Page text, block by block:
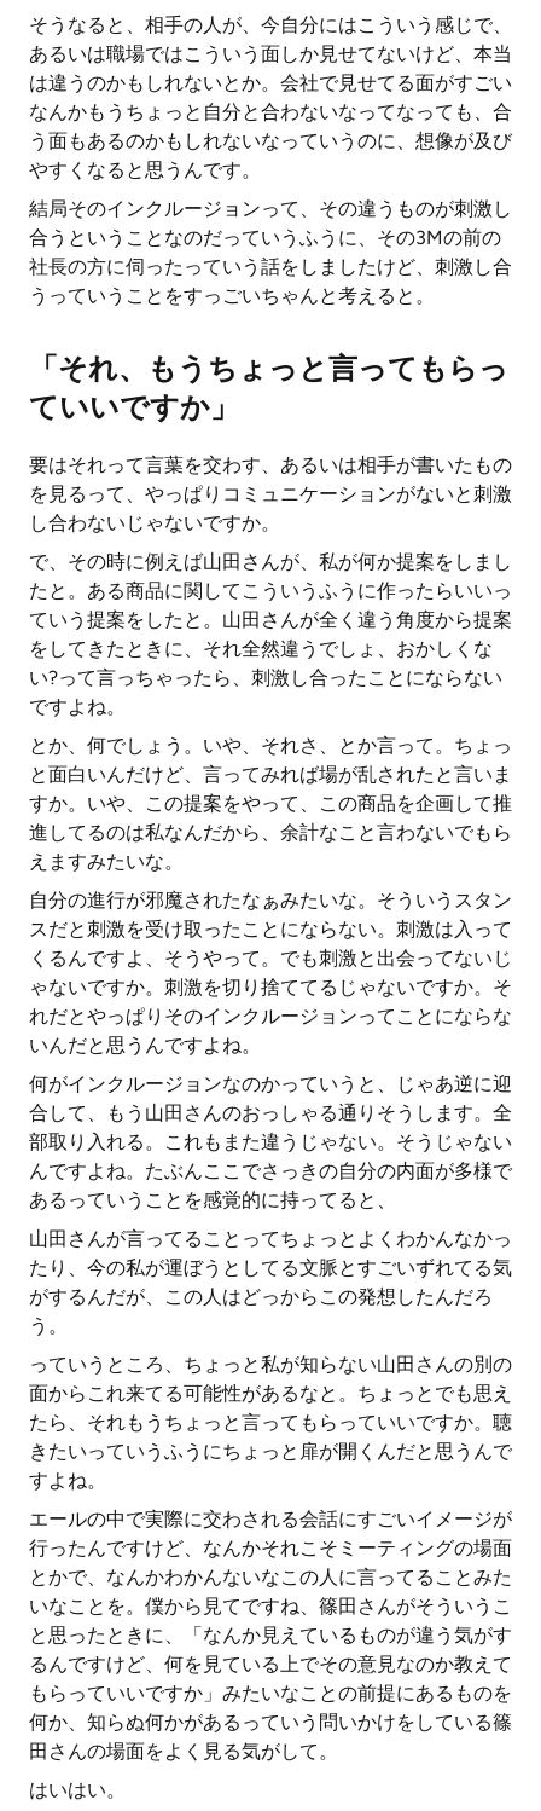
そうなると、相手の人が、今自分にはこういう感じで、
あるいは職場ではこういう面しか見せてないけど、本当
は違うのかもしれないとか。会社で見せてる面がすごい
なんかもうちょっと自分と合わないなってなっても、合
う面もあるのかもしれないなっていうのに、想像が及び
やすくなると思うんです。
結局そのインクルージョンって、その違うものが刺激し
合うということなのだっていうふうに、その3Mの前の
社長の方に伺ったっていう話をしましたけど、刺激し合
うっていうことをすっごいちゃんと考えると。
「それ、もうちょっと言ってもらっ
ていいですか」
要はそれって言葉を交わす、あるいは相手が書いたもの
を見るって、やっぱりコミュニケーションがないと刺激
し合わないじゃないですか。
で、その時に例えば山田さんが、私が何か提案をしまし
たと。ある商品に関してこういうふうに作ったらいいっ
ていう提案をしたと。山田さんが全く違う角度から提案
をしてきたときに、それ全然違うでしょ、おかしくな
い?って言っちゃったら、刺激し合ったことにならない
ですよね。
とか、何でしょう。いや、それさ、とか言って。ちょっ
と面白いんだけど、言ってみれば場が乱されたと言いま
すか。いや、この提案をやって、この商品を企画して推
進してるのは私なんだから、余計なこと言わないでもら
えますみたいな。
自分の進行が邪魔されたなぁみたいな。そういうスタン
スだと刺激を受け取ったことにならない。刺激は入って
くるんですよ、そうやって。でも刺激と出会ってないじ
ゃないですか。刺激を切り捨ててるじゃないですか。そ
れだとやっぱりそのインクルージョンってことにならな
いんだと思うんですよね。
何がインクルージョンなのかっていうと、じゃあ逆に迎
合して、もう山田さんのおっしゃる通りそうします。全
部取り入れる。これもまた違うじゃない。そうじゃない
んですよね。たぶんここでさっきの自分の内面が多様で
あるっていうことを感覚的に持ってると、
山田さんが言ってることってちょっとよくわかんなかっ
たり、今の私が運ぼうとしてる文脈とすごいずれてる気
がするんだが、この人はどっからこの発想したんだろ
う。
っていうところ、ちょっと私が知らない山田さんの別の
面からこれ来てる可能性があるなと。ちょっとでも思え
たら、それもうちょっと言ってもらっていいですか。聴
きたいっていうふうにちょっと扉が開くんだと思うんで
すよね。
エールの中で実際に交わされる会話にすごいイメージが
行ったんですけど、なんかそれこそミーティングの場面
とかで、なんかわかんないなこの人に言ってることみた
いなことを。僕から見てですね、篠田さんがそういうこ
と思ったときに、「なんか見えているものが違う気がす
るんですけど、何を見ている上でその意見なのか教えて
もらっていいですか」みたいなことの前提にあるものを
何か、知らぬ何かがあるっていう問いかけをしている篠
田さんの場面をよく見る気がして。
はいはい。